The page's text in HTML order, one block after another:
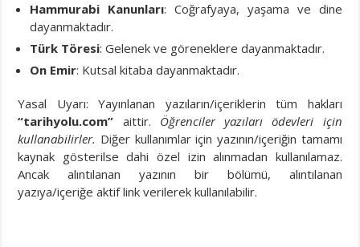
Hammurabi Kanunları: Coğrafyaya, yaşama ve dine
dayanmaktadır.
Türk Töresi: Gelenek ve göreneklere dayanmaktadır.
On Emir: Kutsal kitaba dayanmaktadır.
Yasal Uyarı: Yayınlanan yazıların/içeriklerin tüm hakları
“tarihyolu.com” aittir. Öğrenciler yazıları ödevleri için
kullanabilirler. Diğer kullanımlar için yazının/içeriğin tamamı
kaynak gösterilse dahi özel izin alınmadan kullanılamaz.
Ancak alıntılanan yazının bir bölümü, alıntılanan
yazıya/içeriğe aktif link verilerek kullanılabilir.